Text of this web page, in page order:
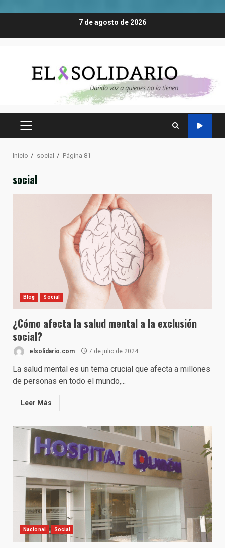
7 de agosto de 2026
MENÚ
Inicio social Página 81
social
Blog Social
¿Cómo afecta la salud mental a la exclusión
social?
elsolidario.com 7 de julio de 2024
La salud mental es un tema crucial que afecta a millones
de personas en todo el mundo,...
Leer Más
Nacional Social